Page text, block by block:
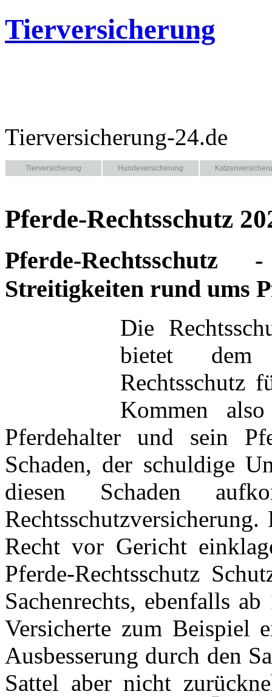
Tierversicherung
Tierversicherung-24.de
Tierversicherung Hundeversicherung
Pferde-Rechtsschutz
Pferde-
Streitigkeiten rund ums
Die
bietet dem
Rechtsschutz
Kommen
Pferdehalter und sein
Schaden, der schuldige
diesen Schaden
Recht vor Gericht
Pferde-Rechtsschutz
Sachenrechts, ebenfalls
Versicherte zum Beispiel
Ausbesserung durch den
Sattel aber nicht